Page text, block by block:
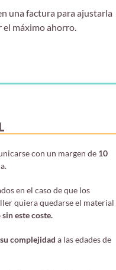
una factura para ajustarla
el máximo ahorro.
con un margen de 10
en el caso de que los
quiera quedarse el material
este coste.
complejidad a las edades de